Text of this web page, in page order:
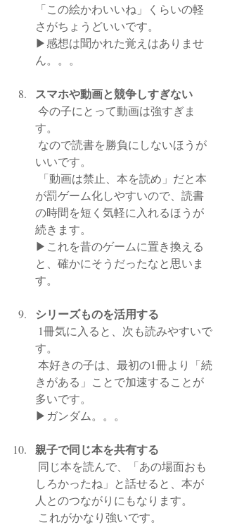
「この絵かわいいね」くらいの軽
さがちょうどいいです。
▶︎感想は聞かれた覚えはありませ
ん。。。
スマホや動画と競争しすぎない
す。
いいです。
が罰ゲーム化しやすいので、読書
の時間を短く気軽に入れるほうが
続きます。
▶︎これを昔のゲームに置き換える
と、確かにそうだったなと思いま
す。
シリーズものを活用する
す。
きがある」ことで加速することが
多いです。
▶︎ガンダム。。。
親子で同じ本を共有する
しろかったね」と話せると、本が
人とのつながりにもなります。
これがかなり強いです。